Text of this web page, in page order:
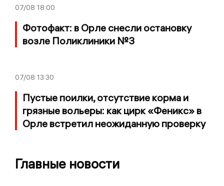
07/08 18:00
Фотофакт: в Орле снесли остановку
возле Поликлиники №3
07/08 13:30
Пустые поилки, отсутствие корма и
грязные вольеры: как цирк «Феникс» в
Орле встретил неожиданную проверку
Главные новости